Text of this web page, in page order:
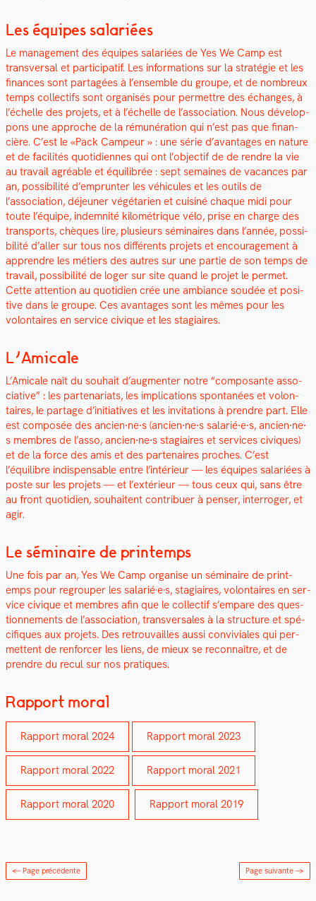
Les équipes salariées
Le man­age­ment des équipes salariées de Yes We Camp est
trans­ver­sal et par­tic­i­patif. Les infor­ma­tions sur la stratégie et les
finances sont partagées à l’ensemble du groupe, et de nom­breux
temps col­lec­tifs sont organ­isés pour per­me­t­tre des échanges, à
l’échelle des pro­jets, et à l’échelle de l’association. Nous dévelop­
pons une approche de la rémunéra­tion qui n’est pas que finan­
cière. C’est le «Pack Campeur » : une série d’avantages en nature
et de facil­ités quo­ti­di­ennes qui ont l’objectif de de ren­dre la vie
au tra­vail agréable et équili­brée : sept semaines de vacances par
an, pos­si­bil­ité d’emprunter les véhicules et les out­ils de
l’association, déje­uner végé­tarien et cuis­iné chaque midi pour
toute l’équipe, indem­nité kilo­métrique vélo, prise en charge des
trans­ports, chèques lire, plusieurs sémi­naires dans l’année, pos­si­
bil­ité d’aller sur tous nos dif­férents pro­jets et encour­age­ment à
appren­dre les métiers des autres sur une par­tie de son temps de
tra­vail, pos­si­bil­ité de loger sur site quand le pro­jet le per­met.
Cette atten­tion au quo­ti­di­en crée une ambiance soudée et pos­i­
tive dans le groupe. Ces avan­tages sont les mêmes pour les
volon­taires en ser­vice civique et les sta­giaires.
L’Amicale
L’Amicale naît du souhait d’augmenter notre “com­posante asso­
cia­tive” : les parte­nar­i­ats, les impli­ca­tions spon­tanées et volon­
taires, le partage d’initiatives et les invi­ta­tions à pren­dre part. Elle
est com­posée des ancien⸱ne⸱s (ancien⸱ne⸱s salarié⸱e⸱s, ancien⸱ne⸱
s mem­bres de l’asso, ancien⸱ne⸱s sta­giaires et ser­vices civiques)
et de la force des amis et des parte­naires proches. C’est
l’équilibre indis­pens­able entre l’intérieur — les équipes salariées à
poste sur les pro­jets — et l’extérieur — tous ceux qui, sans être
au front quo­ti­di­en, souhait­ent con­tribuer à penser, inter­roger, et
agir.
Le séminaire de printemps
Une fois par an, Yes We Camp organ­ise un sémi­naire de print­
emps pour regrouper les salarié·e·s, sta­giaires, volon­taires en ser­
vice civique et mem­bres afin que le col­lec­tif s’empare des ques­
tion­nements de l’as­so­ci­a­tion, trans­ver­sales à la struc­ture et spé­
ci­fiques aux pro­jets. Des retrou­vailles aus­si con­viviales qui per­
me­t­tent de ren­forcer les liens, de mieux se recon­naître, et de
pren­dre du recul sur nos pra­tiques.
Rapport moral
Rap­port moral 2024 Rap­port moral 2023
Rap­port moral 2022 Rap­port moral 2021
Rap­port moral 2020 Rap­port moral 2019
← Page précédente Page suivante →